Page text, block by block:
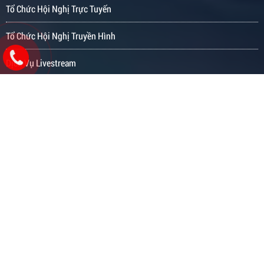
Tổ Chức Hội Nghị Trực Tuyến
Tổ Chức Hội Nghị Truyền Hình
Dịch Vụ Livestream